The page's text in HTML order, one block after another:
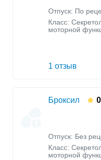
Отпуск: По
Класс:
моторной
1 отзыв
Броксил 0
Отпуск: Без
Класс:
моторной